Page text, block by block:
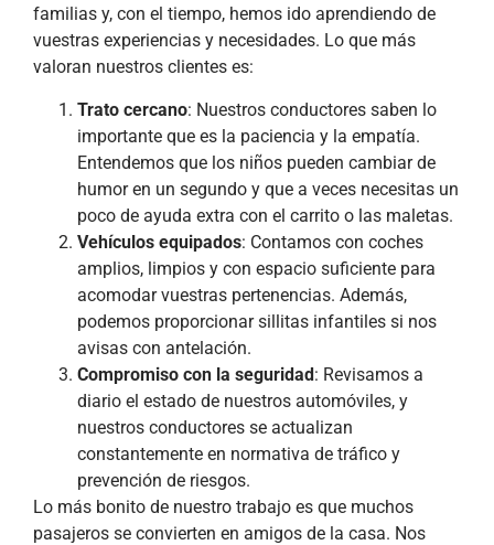
familias y, con el tiempo, hemos ido aprendiendo de
vuestras experiencias y necesidades. Lo que más
valoran nuestros clientes es:
Trato cercano: Nuestros conductores saben lo
importante que es la paciencia y la empatía.
Entendemos que los niños pueden cambiar de
humor en un segundo y que a veces necesitas un
poco de ayuda extra con el carrito o las maletas.
Vehículos equipados: Contamos con coches
amplios, limpios y con espacio suficiente para
acomodar vuestras pertenencias. Además,
podemos proporcionar sillitas infantiles si nos
avisas con antelación.
Compromiso con la seguridad: Revisamos a
diario el estado de nuestros automóviles, y
nuestros conductores se actualizan
constantemente en normativa de tráfico y
prevención de riesgos.
Lo más bonito de nuestro trabajo es que muchos
pasajeros se convierten en amigos de la casa. Nos